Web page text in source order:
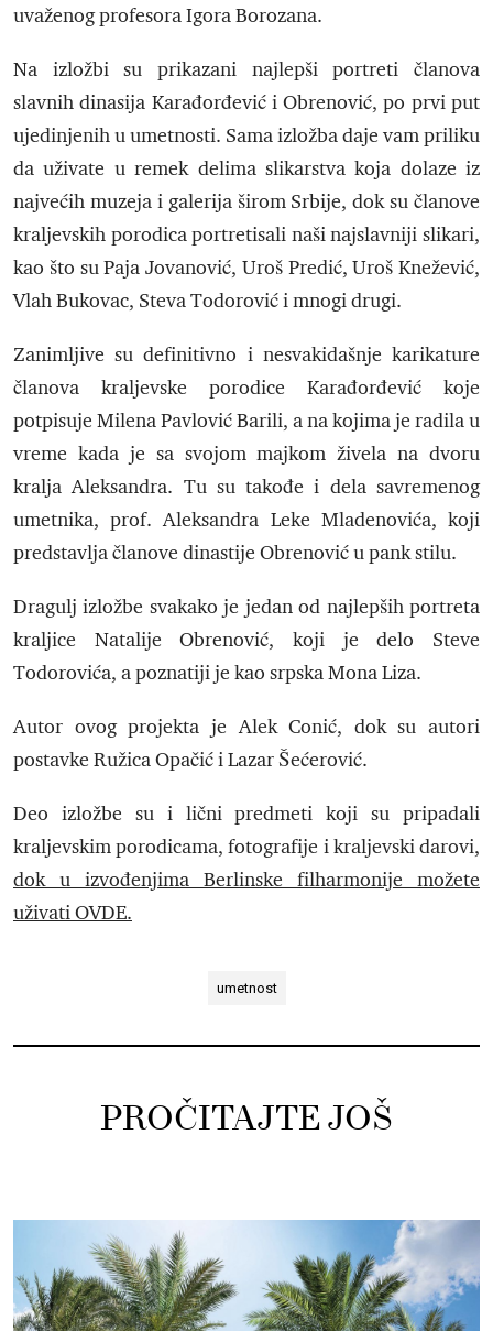
uvaženog profesora Igora Borozana.
Na izložbi su prikazani najlepši portreti članova
slavnih dinasija Karađorđević i Obrenović, po prvi put
ujedinjenih u umetnosti. Sama izložba daje vam priliku
da uživate u remek delima slikarstva koja dolaze iz
najvećih muzeja i galerija širom Srbije, dok su članove
kraljevskih porodica portretisali naši najslavniji slikari,
kao što su Paja Jovanović, Uroš Predić, Uroš Knežević,
Vlah Bukovac, Steva Todorović i mnogi drugi.
Zanimljive su definitivno i nesvakidašnje karikature
članova kraljevske porodice Karađorđević koje
potpisuje Milena Pavlović Barili, a na kojima je radila u
vreme kada je sa svojom majkom živela na dvoru
kralja Aleksandra. Tu su takođe i dela savremenog
umetnika, prof. Aleksandra Leke Mladenovića, koji
predstavlja članove dinastije Obrenović u pank stilu.
Dragulj izložbe svakako je jedan od najlepših portreta
kraljice Natalije Obrenović, koji je delo Steve
Todorovića, a poznatiji je kao srpska Mona Liza.
Autor ovog projekta je Alek Conić, dok su autori
postavke Ružica Opačić i Lazar Šećerović.
Deo izložbe su i lični predmeti koji su pripadali
kraljevskim porodicama, fotografije i kraljevski darovi,
dok u izvođenjima Berlinske filharmonije možete
uživati OVDE.
umetnost
PROČITAJTE JOŠ